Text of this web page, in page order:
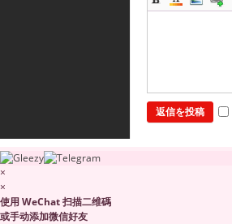
返信を投稿
×
×
使用 WeChat 扫描二维碼
或手动添加微信好友